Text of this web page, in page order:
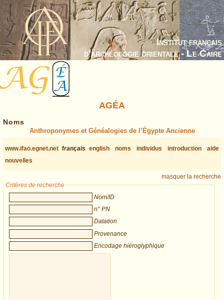
Institut français
d’archéologie orientale - Le Caire
AGÉA
Noms
Anthroponymes et Généalogies de l’Égypte Ancienne
www.ifao.egnet.net français english noms individus introduction
aide
nouvelles
masquer la recherche
Critères de recherche
Nom/ID
n° PN
Datation
Provenance
Encodage hiéroglyphique